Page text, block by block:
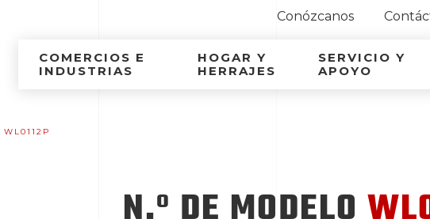
Conózcanos
COMERCIOS E
INDUSTRIAS
HOGAR Y
HERRAJES
SERVICIO Y
APOYO
WL0112P